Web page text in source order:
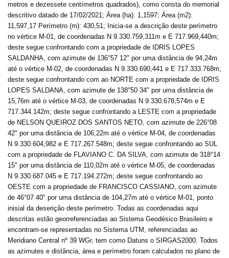
metros e dezessete centímetros quadrados), como consta do memorial
descritivo datado de 17/02/2021; Área (ha): 1,1597; Área (m2):
11,597,17 Perímetro (m): 430,51; Inicia-se a descrição deste perímetro
no vértice M-01, de coordenadas N 9.330.759,311m e E 717.969,440m;
deste segue confrontando com a propriedade de IDRIS LOPES
SALDANHA, com azimute de 136°57 12" por uma distância de 94,24m
até o vértice M-02, de coordenadas N 9.330.690,441 e E 717.333.768m;
deste segue confrontando com ao NORTE com a propriedade de IDRIS
LOPES SALDANA, com azimute de 138°50 34" por uma distância de
15,76m até o vértice M-03, de coordenadas N 9.330.678,574m e E
717.344.142m; deste segue confrontando a LESTE com a propriedade
de NELSON QUEIROZ DOS SANTOS NETO, com azimute de 226°08
42" por uma distância de 106,22m até o vértice M-04, de coordenadas
N 9.330.604,982 e E 717.267.548m; deste segue confrontando ao SUL
com a propriedade de FLAVIANO C. DA SILVA, com azimute de 318°14
15" por uma distância de 110,02m até o vértice M-05, de coordenadas
N 9.330.687.045 e E 717.194.272m; deste segue confrontando ao
OESTE com a propriedade de FRANCISCO CASSIANO, com azimute
de 46°07 40" por uma distância de 104,27m até o vértice M-01, ponto
inisial da deserição deste perímetro. Todas as coordenadas aqui
descritas estão georreferenciadas ao Sistema Geodésico Brasileiro e
encontram-se representadas no Sistema UTM, referenciadas ao
Meridiano Central nº 39 WGr, tem como Datuns o SIRGAS2000. Todos
as azimutes e distância, área e perímetro foram calculados no plano de